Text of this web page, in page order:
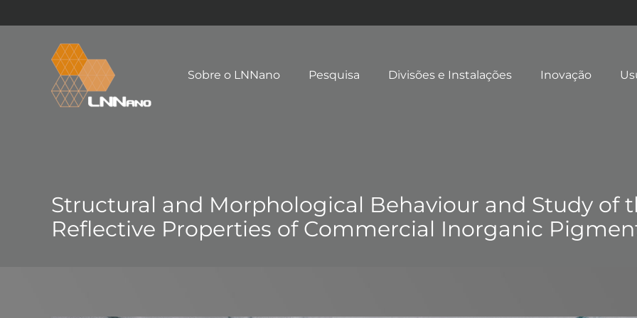
Sobre o LNNano Pesquisa Divisões e Instalações Inovação
Structural and Morphological Behaviour and Study of
Reflective Properties of Commercial Inorganic